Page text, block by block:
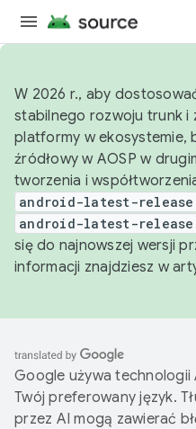
W 2026 r., aby
stabilnego rozwoju trunk i
platformy w ekosystemie,
źródłowy w AOSP w
tworzenia i
android-latest-release
android-latest-release
się do najnowszej wersji
informacji znajdziesz w
Google używa technologii
Twój preferowany język.
przez AI mogą zawierać